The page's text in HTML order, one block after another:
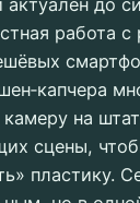
актуален до
работа с
на
сцены,
пластику.